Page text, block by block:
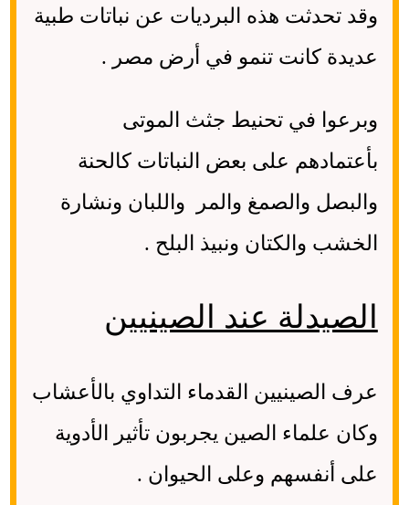
وقد تحدثت هذه البرديات عن نباتات طبية
عديدة كانت تنمو في أرض مصر .
وبرعوا في تحنيط جثث الموتى
بأعتمادهم على بعض النباتات كالحنة
والبصل والصمغ والمر واللبان ونشارة
الخشب والكتان ونبيذ البلح .
الصيدلة عند الصينيين
عرف الصينيين القدماء التداوي بالأعشاب
وكان علماء الصين يجربون تأثير الأدوية
على أنفسهم وعلى الحيوان .